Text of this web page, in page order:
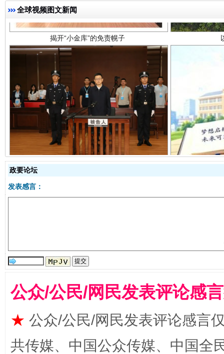
全球视频图文新闻
受贿1.44亿！段成刚被判无期 从幼
政要论坛
发表感言：
公众/公民/网民发表评论感
★ 公众/公民/网民发表评论感言
共传媒、中国公众传媒、中国全